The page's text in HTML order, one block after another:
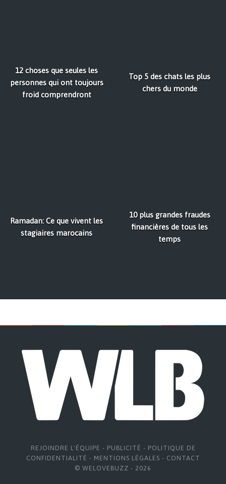
12 choses que seules les
personnes qui ont toujours
froid comprendront
Top 5 des chats les plus
chers du monde
Ramadan: Ce que vivent les
stagiaires marocains
10 plus grandes fraudes
financières de tous les
temps
REJOINDRE L'ÉQUIPE - PUBLICITÉ - POLITIQUE DE
CONFIDENTIALITÉ - MENTIONS LÉGALES - CONTACT
© WELOVEBUZZ - 2026